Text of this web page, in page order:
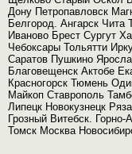
Дону Петропавловск
Белгород. Ангарск Чита
Иваново Брест Сургут
Чебоксары Тольятти
Саратов Пушкино
Благовещенск Актобе
Красногорск Тюмень
Майкоп Ставрополь
Липецк Новокузнецк
Грозный Витебск.
Томск Москва